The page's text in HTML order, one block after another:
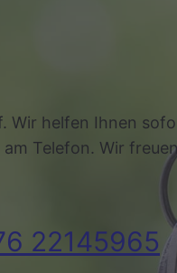
Wir helfen Ihnen
Telefon. Wir
22145965